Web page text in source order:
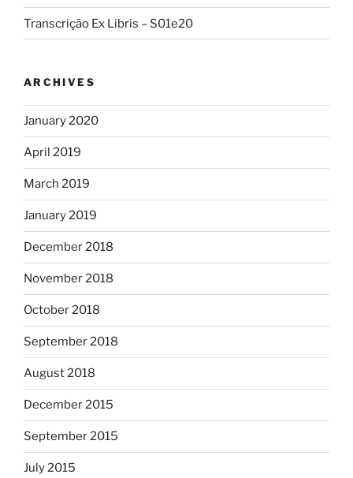
Transcrição Ex Libris – S01e20
ARCHIVES
January 2020
April 2019
March 2019
January 2019
December 2018
November 2018
October 2018
September 2018
August 2018
December 2015
September 2015
July 2015